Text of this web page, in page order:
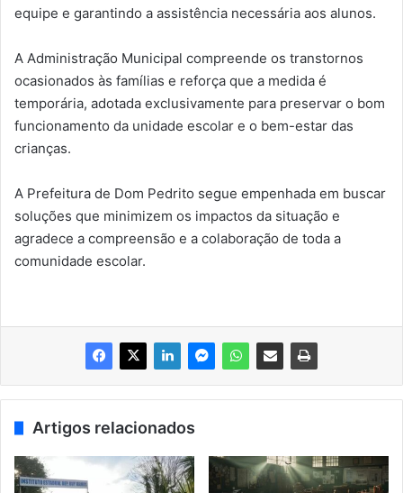
equipe e garantindo a assistência necessária aos alunos.
A Administração Municipal compreende os transtornos
ocasionados às famílias e reforça que a medida é
temporária, adotada exclusivamente para preservar o bom
funcionamento da unidade escolar e o bem-estar das
crianças.
A Prefeitura de Dom Pedrito segue empenhada em buscar
soluções que minimizem os impactos da situação e
agradece a compreensão e a colaboração de toda a
comunidade escolar.
Artigos relacionados